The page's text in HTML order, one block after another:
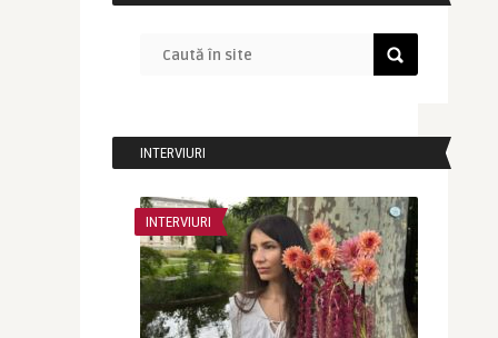
INTERVIURI
INTERVIURI